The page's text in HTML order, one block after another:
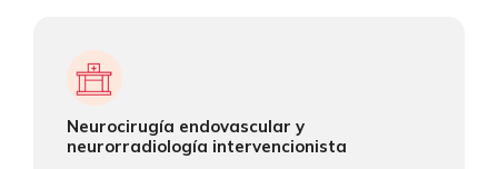
Neurocirugía endovascular y
neurorradiología intervencionista